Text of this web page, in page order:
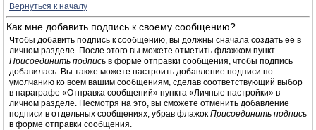
Вернуться к началу
Как мне добавить подпись к своему сообщению?
Чтобы добавить подпись к сообщению, вы должны сначала создать её в
личном разделе. После этого вы можете отметить флажком пункт
Присоединить подпись в форме отправки сообщения, чтобы подпись
добавилась. Вы также можете настроить добавление подписи по
умолчанию ко всем вашим сообщениям, сделав соответствующий выбор
в параграфе «Отправка сообщений» пункта «Личные настройки» в
личном разделе. Несмотря на это, вы сможете отменить добавление
подписи в отдельных сообщениях, убрав флажок Присоединить подпись
в форме отправки сообщения.